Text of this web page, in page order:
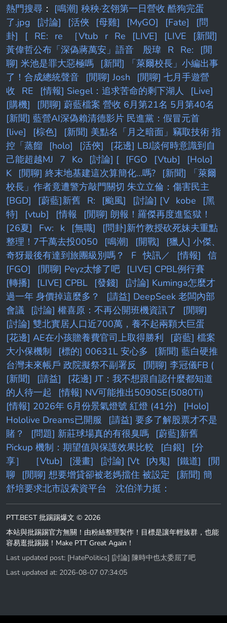
熱門搜尋 ： [鳴潮] 秧秧·玄翎第一日營收 酷狗完蛋
了.jpg
[討論] [活俠 [母雞] [MyGO] [Fate]
[問
卦]
[ RE: re ［Vtub r Re [LIVE] [LIVE
[新聞]
黃偉哲公布「深偽蔣萬安」語音 殷瑋 R Re:
[閒
聊] 米池是罪大惡極嗎
[新聞] 「萊爾校長」小編出事
了！合成總統聲音
[閒聊] Josh
[閒聊] 七月手遊營
收
RE [情報] Siegel：追求苦命的剩下湖人
[Live]
[購機]
[閒聊] 蔚藍檔案 營收 6月第21名 5月第40名
[新聞] 藍營AI深偽賴清德影片 民進黨：假冒元首
[live]
[棕色]
[新聞] 美點名「月之暗面」竊取技術 指
控「蒸餾
[holo] [活俠]
[花邊] LBJ談何時意識到自
己能超越MJ
7 Ko [討論] [ [FGO [Vtub]
[Holo]
K
[閒聊] 終末地基建這次算簡化...嗎?
[新聞] 「萊爾
校長」作者竟遭警方敲門關切 朱立立倫：傷害民主
[BGD]
[蔚藍]新舊 R: [颱風] [討論] [V kobe
[黑
特]
[vtub] [情報
[閒聊] 朗報！羅傑再度進監獄！
[26夏]
Fw: k [無職]
[問卦]新竹教授砍死妹夫重點
整理！7千萬去投0050
[鳴潮] [開戰]
[獵人] 小傑、
奇犽最後有達到旅團級別嗎？
F 快訊／ [情報]
信
[FGO]
[閒聊] Peyz太慘了吧
[LIVE] CPBL例行賽
[轉播]
[LIVE] CPBL [發錢]
[討論] Kuminga怎麼才
過一年 身價掉這麼多？
[請益] DeepSeek 老闆內部
會議
[討論] 權喜原：不再公開班機資訊了
[閒聊]
[討論] 雙北實居人口近700萬，養不起兩顆大巨蛋
[花邊] AE在小孩贍養費官司上取得勝利
[蔚藍] 檔案
大小保機制
[標的] 00631L 安心多
[新聞] 藍白硬推
台灣未來帳戶 政院擬祭不副署反
[閒聊] 李冠儀FB (
[新聞]
[請益]
[花邊] JT：我不想跟自認什麼都知道
的人待一起
[情報] NV可能推出5090SE(5080Ti)
[情報] 2026年 6月份景氣燈號 紅燈 (41分)
[Holo]
Hololive Dreams已開服
[請益] 要多了解股票才不是
賭？
[問題] 新莊球場真的有很臭嗎
[蔚藍]新舊
Pickup 機制：期望值與保護效果比較
[白銀]
[分
享］
［Vtub] [漫畫] [討論] [Vt [內鬼] [鐵道]
[閒
聊
[閒聊] 想要增貸卻被老媽擋住 被設定
[新聞] 簡
舒培要求北市設索資平台 沈伯洋力挺：
PTT.BEST 批踢踢爆文 © 2026
本站與批踢踢官方無關！由粉絲整理製作！目標是讓年輕族群，也能
容易逛批踢踢！Make PTT Great Again！
Last updated post: [HatePolitics] [討論] 陳時中也太委屈了吧
Last updated at: 2026-08-07 07:34:05